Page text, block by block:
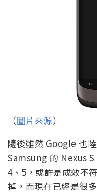
（圖片來源）
隨後雖然 Google 也
Samsung 的 Nexus
4、5，或許是成效不
掉，而現在已經是很